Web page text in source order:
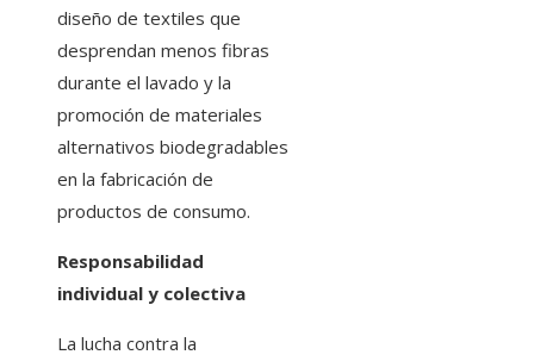
diseño de textiles que
desprendan menos fibras
durante el lavado y la
promoción de materiales
alternativos biodegradables
en la fabricación de
productos de consumo.
Responsabilidad
individual y colectiva
La lucha contra la